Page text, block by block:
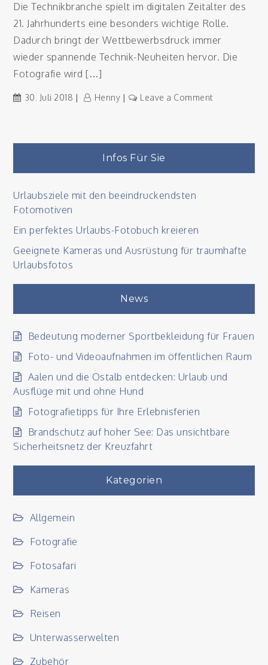
Die Technikbranche spielt im digitalen Zeitalter des
21. Jahrhunderts eine besonders wichtige Rolle.
Dadurch bringt der Wettbewerbsdruck immer
wieder spannende Technik-Neuheiten hervor. Die
Fotografie wird […]
30. Juli 2018 Henny Leave a Commenton
Infos Für Sie
Urlaubsziele mit den beeindruckendsten
Fotomotiven
Ein perfektes Urlaubs-Fotobuch kreieren
Geeignete Kameras und Ausrüstung für traumhafte
Urlaubsfotos
News
Bedeutung moderner Sportbekleidung für Frauen
Foto- und Videoaufnahmen im öffentlichen Raum
Aalen und die Ostalb entdecken: Urlaub und
Ausflüge mit und ohne Hund
Fotografietipps für Ihre Erlebnisferien
Brandschutz auf hoher See: Das unsichtbare
Sicherheitsnetz der Kreuzfahrt
Kategorien
Allgemein
Fotografie
Fotosafari
Kameras
Reisen
Unterwasserwelten
Zubehör